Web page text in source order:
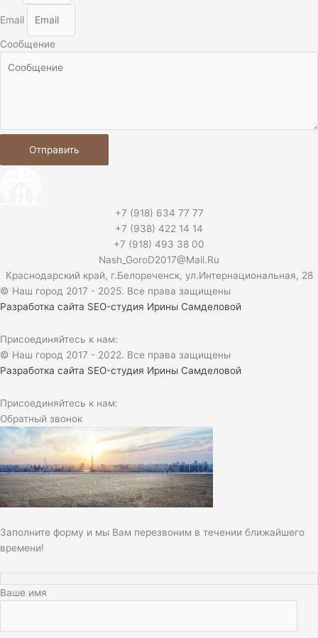
Email
Сообщение
Отправить
+7 (918) 634 77 77
+7 (938) 422 14 14
+7 (918) 493 38 00
Nash_GoroD2017@Mail.Ru
Краснодарский край, г.Белореченск, ул.Интернациональная, 28​
© Наш город 2017 - 2025. Все права защищены
Разработка сайта SEO-студия Ирины Самделовой
Присоединяйтесь к нам:
© Наш город 2017 - 2022. Все права защищены
Разработка сайта SEO-студия Ирины Самделовой
Присоединяйтесь к нам:
Обратный звонок
Заполните форму и мы Вам перезвоним в течении ближайшего
времени!
Ваше имя